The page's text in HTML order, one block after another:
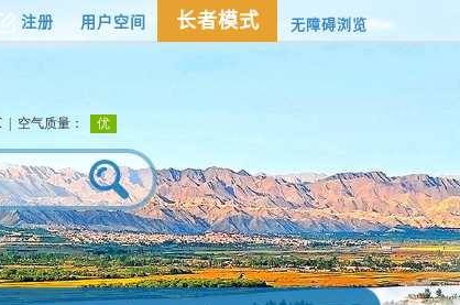
无障碍浏览
长者模式
注册 用户空间